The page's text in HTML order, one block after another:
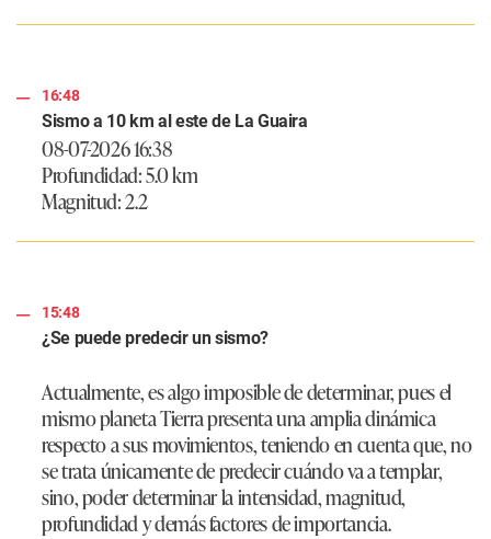
16:48
Sismo a 10 km al este de La Guaira
08-07-2026 16:38
Profundidad: 5.0 km
Magnitud: 2.2
15:48
¿Se puede predecir un sismo?
Actualmente, es algo imposible de determinar, pues el
mismo planeta Tierra presenta una amplia dinámica
respecto a sus movimientos, teniendo en cuenta que, no
se trata únicamente de predecir cuándo va a templar,
sino, poder determinar la intensidad, magnitud,
profundidad y demás factores de importancia.